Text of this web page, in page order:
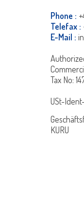
Phone :
Telefax :
E-Mail :
Tax No:
USt-Ident-
KURU